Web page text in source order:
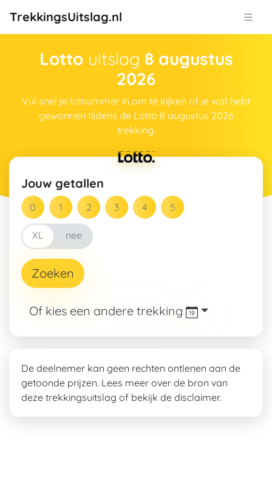
TrekkingsUitslag.nl
Lotto uitslag 8 augustus
2026
Vul snel je lotnummer in om te kijken of je wat hebt
gewonnen tijdens de Lotto 8 augustus 2026
trekking.
Jouw getallen
ja
XL
nee
XL
Zoeken
Of kies een andere trekking
De deelnemer kan geen rechten ontlenen aan de
getoonde prijzen. Lees meer over de bron van
deze trekkingsuitslag of bekijk de disclaimer.